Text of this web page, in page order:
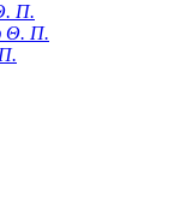
Π.
Θ. Π.